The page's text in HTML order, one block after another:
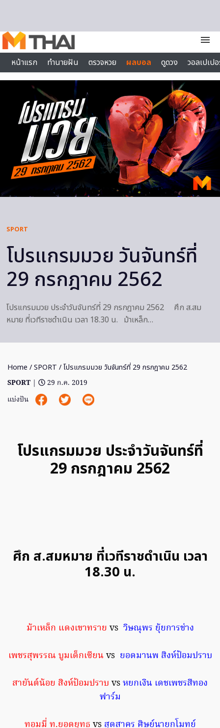
menu
หน้าแรก
ทำนายฝัน ตรวจหวย ผลบอล ดูดวง
วอลเปเป
ไลฟ์สไตล์
SPORT
โปรแกรมมวย วันจันทร์ที่
29 กรกฎาคม 2562
โปรแกรมมวย ประจำวันจันทร์ที่ 29 กรกฎาคม 2562 ศึก ส.สม
หมาย ที่เวทีราชดำเนิน เวลา 18.30 น. ม้าเหล็ก…
Home /SPORT / โปรแกรมมวย วันจันทร์ที่ 29 กรกฎาคม 2562
SPORT |
29 ก.ค. 2019
แบ่งปัน
โปรแกรมมวย ประจำวันจันทร์ที่
29 กรกฎาคม 2562
ศึก ส.สมหมาย ที่เวทีราชดำเนิน เวลา
18.30 น.
ม้าเหล็ก แดงเขาทราย vs วิษณุพร ยุ้ยการช่าง
เพชรสุพรรณ บูมเด็กเซียนvs ยอดมานพ สิงห์ป้อมปราบ
สายันต์น้อย สิงห์ป้อมปราบ vsหยกเงิน เดชเพชรสีทอง
ฟาร์ม
ทอมมี่ ท.ยอดยุทธ vs สุดสาคร ศิษย์นายกโมทย์